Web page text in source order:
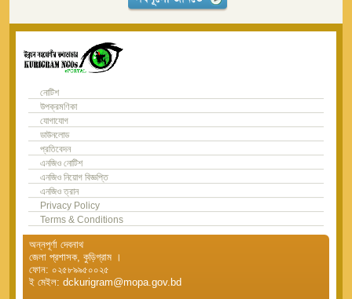
নোটিশ
উপক্রমণিকা
যোগাযোগ
ডাউনলোড
প্রতিবেদন
এনজিও নোটিশ
এনজিও নিয়োগ বিজ্ঞপ্তি
এনজিও ত্রান
Privacy Policy
Terms & Conditions
অন্নপূর্ণা দেবনাথ
জেলা প্রশাসক, কুড়িগ্রাম ।
ফোন: ০২৫৮৯৯৫০০২৫
ই মেইল: dckurigram@mopa.gov.bd